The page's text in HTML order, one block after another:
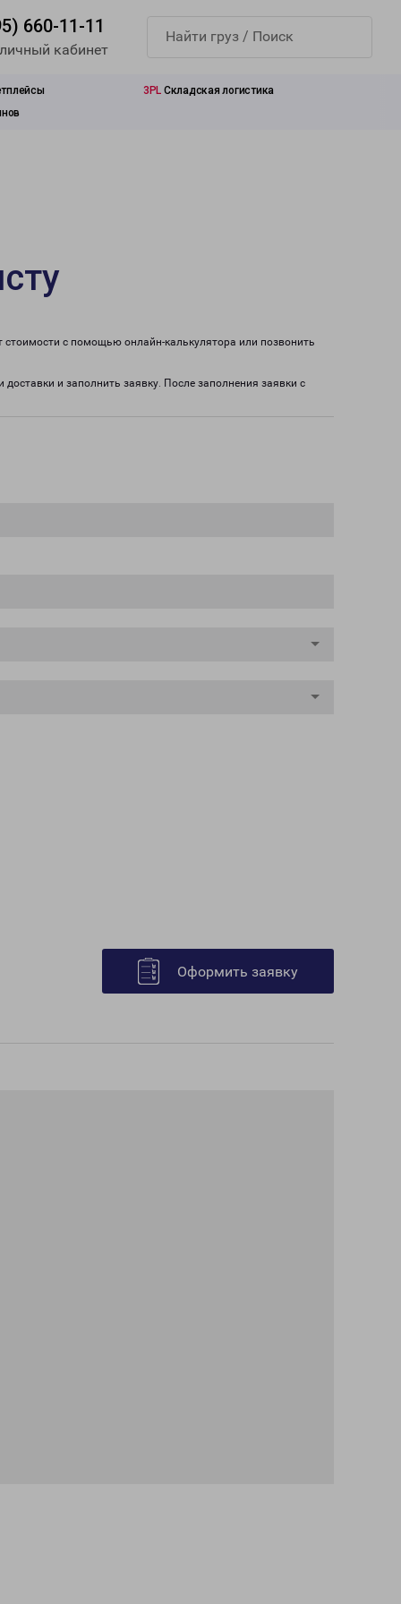
660-11-11
кабинет
3PL Складская логистика
с помощью онлайн-калькулятора или позвонить
и заполнить заявку. После заполнения заявки с
Оформить заявку